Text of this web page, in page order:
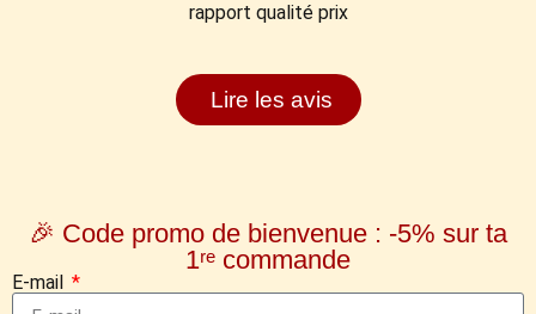
rapport qualité prix
Lire les avis
🎉 Code promo de bienvenue : -5% sur ta
1ʳᵉ commande
E-mail